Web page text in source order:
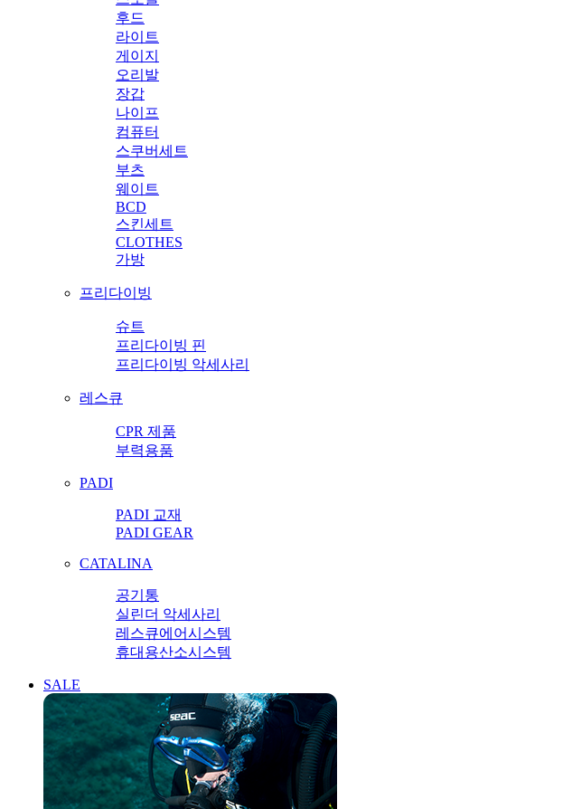
후드
라이트
게이지
오리발
장갑
나이프
컴퓨터
스쿠버세트
부츠
웨이트
BCD
스킨세트
CLOTHES
가방
프리다이빙
슈트
프리다이빙 핀
프리다이빙 악세사리
레스큐
CPR 제품
부력용품
PADI
PADI 교재
PADI GEAR
CATALINA
공기통
실린더 악세사리
레스큐에어시스템
휴대용산소시스템
SALE